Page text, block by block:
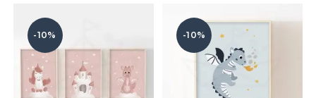
-10% -10%